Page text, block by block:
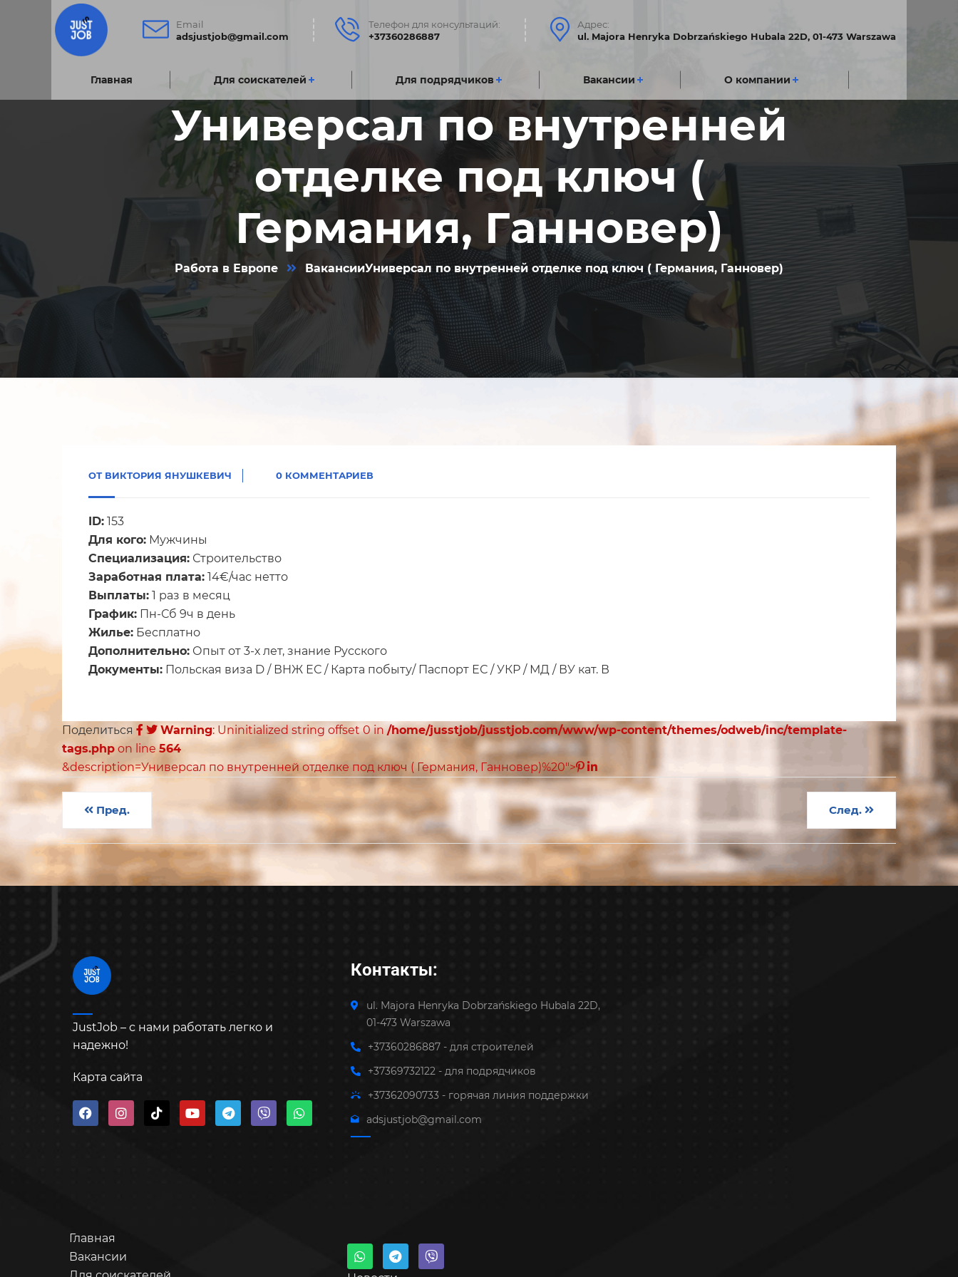
Email
adsjustjob@gmail.com
Телефон для консультаций:
+37360286887
Адрес:
ul. Majora Henryka Dobrzańskiego Hubala 22D, 01-473 Warszawa
Главнаяㅤ Для соискателей Для подрядчиковㅤ Вакансии О компании
Универсал по внутренней
отделке под ключ (
Германия, Ганновер)
Работа в Европе ВакансииУниверсал по внутренней отделке под ключ ( Германия, Ганновер)
ОТ ВИКТОРИЯ ЯНУШКЕВИЧ 0 КОММЕНТАРИЕВ
ID: 153
Для кого: Мужчины
Специализация: Строительство
Заработная плата: 14€/час нетто
Выплаты: 1 раз в месяц
График: Пн-Сб 9ч в день
Жилье: Бесплатно
Дополнительно: Опыт от 3-х лет, знание Русского
Документы: Польская виза D / ВНЖ ЕС / Карта побыту/ Паспорт ЕС / УКР / МД / ВУ кат. В
Поделиться Warning: Uninitialized string offset 0 in/home/jusstjob/jusstjob.com/www/wp-content/themes/odweb/inc/template-
tags.php on line564
&description=Универсал по внутренней отделке под ключ ( Германия, Ганновер)%20">
Пред. След.
JustJob – с нами работать легко и
надежно!
Карта сайта
Контакты:
ul. Majora Henryka Dobrzańskiego Hubala 22D,
01-473 Warszawa
+37360286887 - для строителей
+37369732122 - для подрядчиков
+37362090733 - горячая линия поддержки
adsjustjob@gmail.com
Главная
Вакансии